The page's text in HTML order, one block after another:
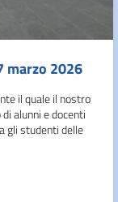
marzo 2026
il quale il nostro
alunni e docenti
gli studenti delle